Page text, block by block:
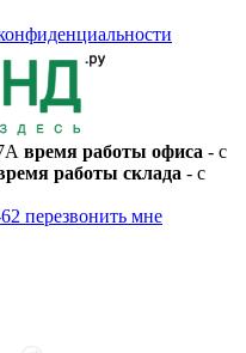
время работы офиса - с
работы склада - с
перезвонить мне